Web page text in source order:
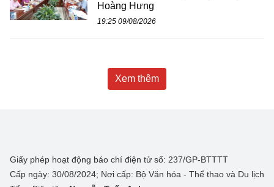
Hoàng Hưng
19:25 09/08/2026
Xem thêm
Giấy phép hoạt động báo chí điện tử số: 237/GP-BTTTT
Cấp ngày: 30/08/2024; Nơi cấp: Bộ Văn hóa - Thể thao và Du lịch